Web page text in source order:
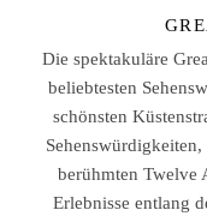
Die spektakuläre
beliebtesten
schönsten
berühmten Twelve
Erlebnisse entlang